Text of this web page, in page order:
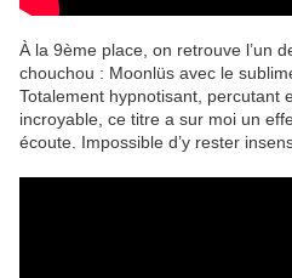
À la 9ème place, on retrouve l’un
chouchou : Moonlüs avec le
Totalement hypnotisant, percutant
incroyable, ce titre a sur moi un
écoute. Impossible d’y rester